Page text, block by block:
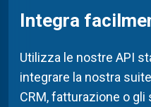
Integra
Utilizza le nostre API
integrare la nostra
CRM, fatturazione o gli